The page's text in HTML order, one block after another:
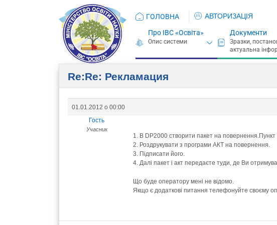
ГОЛОВНА АВТОРИЗАЦІЯ
Про ІВС «Освіта» Документи
Re:Re: Рекламация
01.01.2012 о 00:00
Гость
Учасник
1. В DP2000 створити пакет на повернення.Пункт
2. Роздрукувати з програми АКТ на повернення.
3. Підписати його.
4. Далі пакет і акт передаєте туди, де Ви
Що буде оператору мені не відомо.
Якщо є додаткові питання телефонуйте своєму